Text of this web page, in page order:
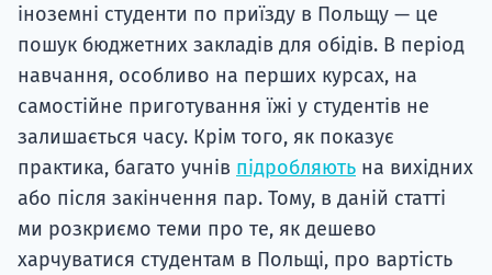
іноземні студенти по приїзду в Польщу — це
пошук бюджетних закладів для обідів. В період
навчання, особливо на перших курсах, на
самостійне приготування їжі у студентів не
залишається часу. Крім того, як показує
практика, багато учнів підробляють на вихідних
або після закінчення пар. Тому, в даній статті
ми розкриємо теми про те, як дешево
харчуватися студентам в Польщі, про вартість